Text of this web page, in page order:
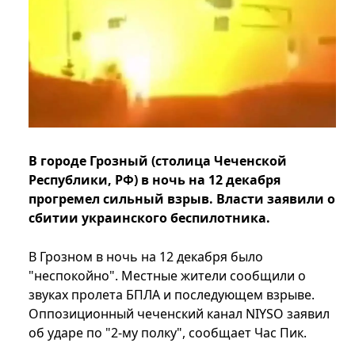
В городе Грозный (столица Чеченской
Республики, РФ) в ночь на 12 декабря
прогремел сильный взрыв. Власти заявили о
сбитии украинского беспилотника.
В Грозном в ночь на 12 декабря было
"неспокойно". Местные жители сообщили о
звуках пролета БПЛА и последующем взрыве.
Оппозиционный чеченский канал NIYSO заявил
об ударе по "2-му полку", сообщает Час Пик.